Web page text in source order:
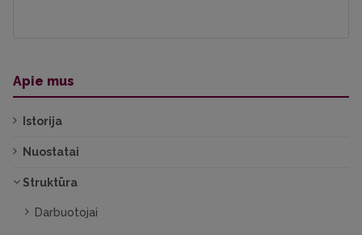
Apie mus
Istorija
Nuostatai
Struktūra
Darbuotojai